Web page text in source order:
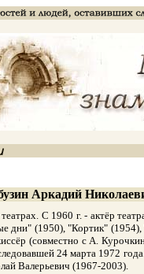
Аркадий
С 1960 г. - актёр
дни" (1950), "Кортик"
(совместно с А.
24 марта 1972
Валерьевич (1967-2003).